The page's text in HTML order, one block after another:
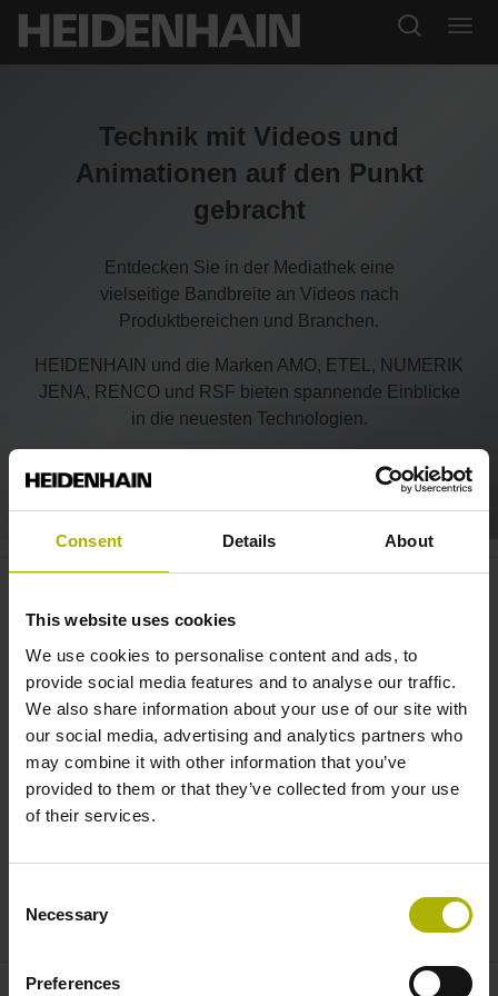
Consent Details About
This website uses cookies
We use cookies to personalise content and ads, to
provide social media features and to analyse our traffic.
We also share information about your use of our site with
our social media, advertising and analytics partners who
may combine it with other information that you’ve
provided to them or that they’ve collected from your use
of their services.
Selection
Necessary
Preferences
Technik mit Videos und
Animationen auf den Punkt
gebracht
Entdecken Sie in der Mediathek eine
vielseitige Bandbreite an Videos nach
Produktbereichen und Branchen.
HEIDENHAIN und die Marken AMO, ETEL, NUMERIK
JENA, RENCO und RSF bieten spannende Einblicke
in die neuesten Technologien.
Automatisierung:
Schwingungsanalyse mit S
Encodern | HEIDENHAIN
ECI123SPLUS DE